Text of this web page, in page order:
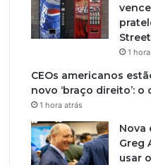
1
CEOs americanos
novo ‘braço direito’:
1 hora atrás
Nova
Greg
usar